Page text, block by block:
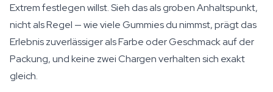
Extrem festlegen willst. Sieh das als groben Anhaltspunkt,
nicht als Regel — wie viele Gummies du nimmst, prägt das
Erlebnis zuverlässiger als Farbe oder Geschmack auf der
Packung, und keine zwei Chargen verhalten sich exakt
gleich.